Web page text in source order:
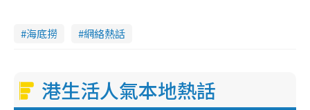
海底撈 網絡熱話
港生活人氣本地熱話